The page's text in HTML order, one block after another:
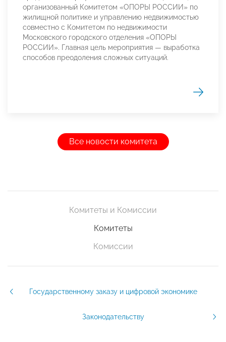
организованный Комитетом «ОПОРЫ РОССИИ» по
жилищной политике и управлению недвижимостью
совместно с Комитетом по недвижимости
Московского городского отделения «ОПОРЫ
РОССИИ». Главная цель мероприятия — выработка
способов преодоления сложных ситуаций.
Все новости комитета
Комитеты и Комиссии
Комитеты
Комиссии
Государственному заказу и цифровой экономике
Законодательству